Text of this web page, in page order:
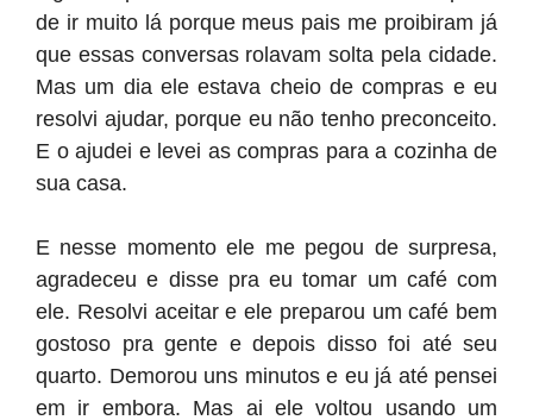
de ir muito lá porque meus pais me proibiram já
que essas conversas rolavam solta pela cidade.
Mas um dia ele estava cheio de compras e eu
resolvi ajudar, porque eu não tenho preconceito.
E o ajudei e levei as compras para a cozinha de
sua casa.
E nesse momento ele me pegou de surpresa,
agradeceu e disse pra eu tomar um café com
ele. Resolvi aceitar e ele preparou um café bem
gostoso pra gente e depois disso foi até seu
quarto. Demorou uns minutos e eu já até pensei
em ir embora. Mas ai ele voltou usando um